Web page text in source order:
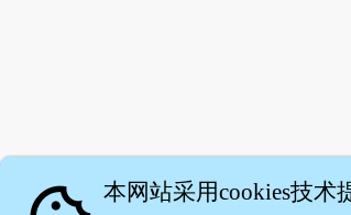
本网站采用cookies技术